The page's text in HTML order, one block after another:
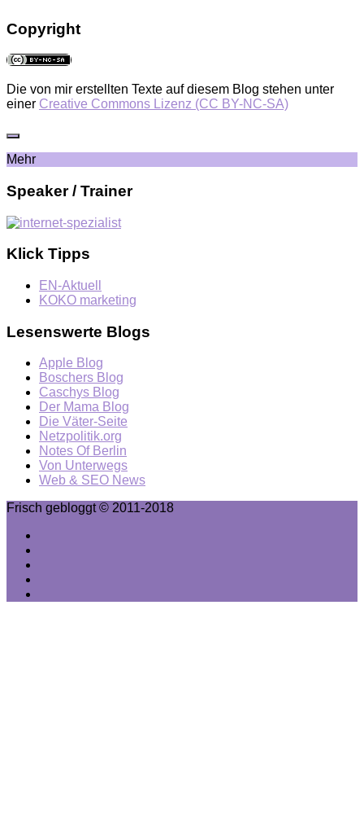
Copyright
Die von mir erstellten Texte auf diesem Blog stehen unter
einer Creative Commons Lizenz (CC BY-NC-SA)
Mehr
Speaker / Trainer
Klick Tipps
EN-Aktuell
KOKO marketing
Lesenswerte Blogs
Apple Blog
Boschers Blog
Caschys Blog
Der Mama Blog
Die Väter-Seite
Netzpolitik.org
Notes Of Berlin
Von Unterwegs
Web & SEO News
Frisch gebloggt © 2011-2018